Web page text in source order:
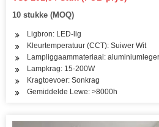
10 stukke (MOQ)
Ligbron: LED-lig
Kleurtemperatuur (CCT): Suiwer Wit
Lampliggaammateriaal:
Lampkrag: 15-200W
Kragtoevoer: Sonkrag
Gemiddelde Lewe: >8000h